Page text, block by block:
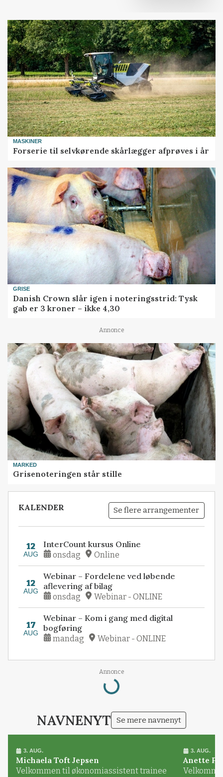
MASKINER
Forserie til selvkørende skårlægger afprøves i år
GRISE
Danish Crown slår igen i noteringsstrid: Tysk
gab er 3 kroner – ikke 4,30
Annonce
MARKED
Grisenoteringen står stille
KALENDER Se flere arrangementer
12
AUG
InterCount kursus Online
onsdag Online
12
AUG
Webinar – Fordelene ved løbende
aflevering af bilag
onsdag Webinar - ONLINE
17
AUG
Webinar – Kom i gang med digital
bogføring
mandag Webinar - ONLINE
Annonce
Loading...
NAVNENYT Se mere navnenyt
3. AUG.
Michaela Toft Jepsen
Velkommen til økonomiassistent trainee
3. AUG.
Anette